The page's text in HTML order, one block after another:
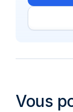
Vous